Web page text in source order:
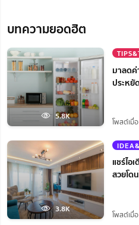
บทความยอดฮิต
5.8K
มาลดค่
ประหยั
โพสต์เมื่
3.8K
แชร์ไอ
สวยโด
โพสต์เมื่